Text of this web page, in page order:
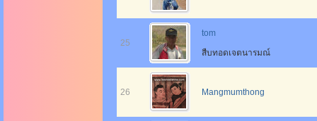
25
tom
สืบทอดเจตนารมณ์
26 Mangmumthong